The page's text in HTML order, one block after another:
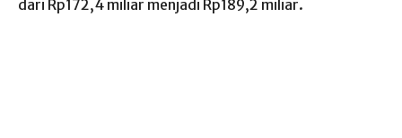
dari Rp172,4 miliar menjadi Rp189,2 miliar.